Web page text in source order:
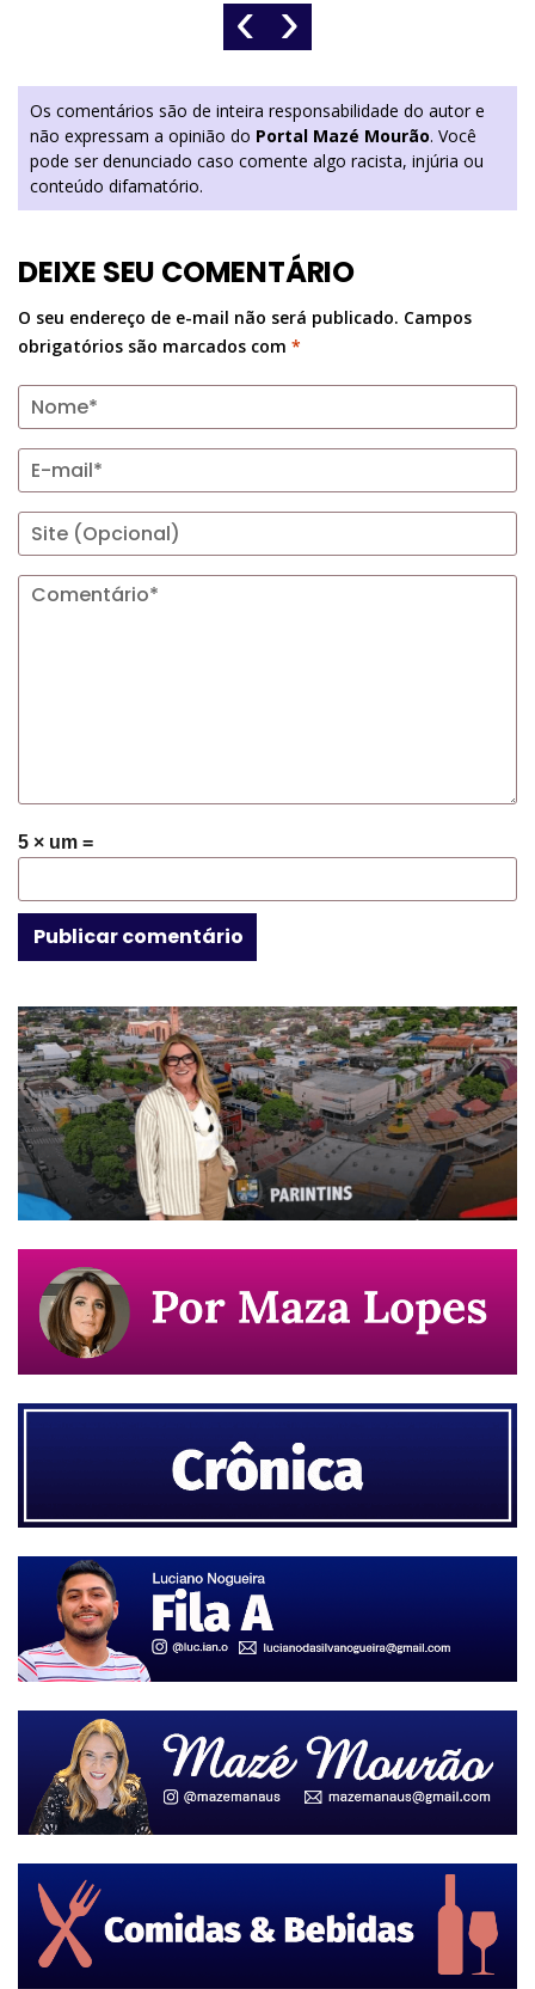
‹ ›
Os comentários são de inteira responsabilidade do autor e
não expressam a opinião do Portal Mazé Mourão. Você
pode ser denunciado caso comente algo racista, injúria ou
conteúdo difamatório.
DEIXE SEU COMENTÁRIO
O seu endereço de e-mail não será publicado. Campos
obrigatórios são marcados com *
5 × um =